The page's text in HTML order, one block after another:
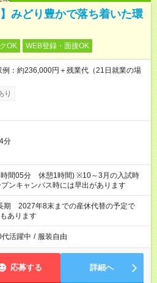
みどり豊かで落ち着いた環
OK WEB登録・面接OK
：約236,000円＋残業代（21日就業の場
り
分
間05分 休憩1時間) ※10～3月の入試時
ンキャンパス時には早出があります
期 2027年8末までの産休代替の予定で
あります
活躍中 / 服装自由
応募する 詳細へ